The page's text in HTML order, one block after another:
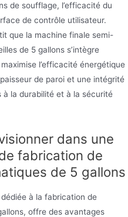
de soufflage, l’efficacité du
de contrôle utilisateur.
que la machine finale semi-
de 5 gallons s’intègre
l’efficacité énergétique
de paroi et une intégrité
la durabilité et à la sécurité
dans une
fabrication de
de 5 gallons
dédiée à la fabrication de
offre des avantages